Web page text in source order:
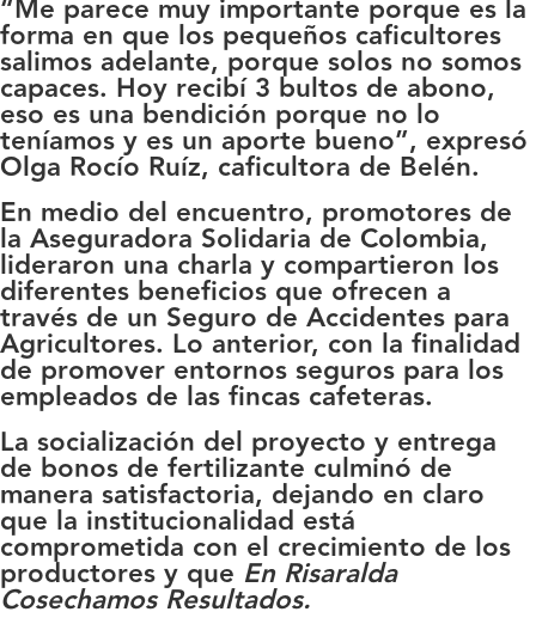
“Me parece muy importante porque es la
forma en que los pequeños caficultores
salimos adelante, porque solos no somos
capaces. Hoy recibí 3 bultos de abono,
eso es una bendición porque no lo
teníamos y es un aporte bueno”, expresó
Olga Rocío Ruíz, caficultora de Belén.
En medio del encuentro, promotores de
la Aseguradora Solidaria de Colombia,
lideraron una charla y compartieron los
diferentes beneficios que ofrecen a
través de un Seguro de Accidentes para
Agricultores. Lo anterior, con la finalidad
de promover entornos seguros para los
empleados de las fincas cafeteras.
La socialización del proyecto y entrega
de bonos de fertilizante culminó de
manera satisfactoria, dejando en claro
que la institucionalidad está
comprometida con el crecimiento de los
productores y que En Risaralda
Cosechamos Resultados.